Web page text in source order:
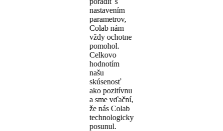
nastavením
parametrov,
Colab nám
vždy ochotne
pomohol.
Celkovo
hodnotím
našu
skúsenosť
ako pozitívnu
a sme vďační,
že nás Colab
technologicky
posunul.